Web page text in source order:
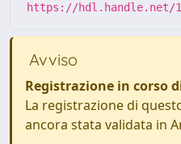
https://hdl.handle.net/
Avviso
Registrazione in corso
La registrazione di
ancora stata validata in